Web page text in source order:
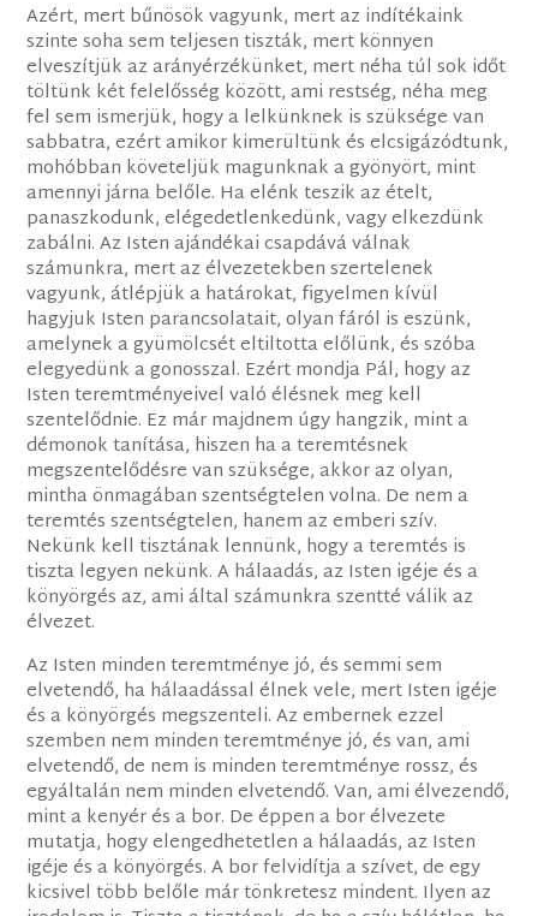
Azért, mert bűnösök vagyunk, mert az indítékaink
szinte soha sem teljesen tiszták, mert könnyen
elveszítjük az arányérzékünket, mert néha túl sok időt
töltünk két felelősség között, ami restség, néha meg
fel sem ismerjük, hogy a lelkünknek is szüksége van
sabbatra, ezért amikor kimerültünk és elcsigázódtunk,
mohóbban követeljük magunknak a gyönyört, mint
amennyi járna belőle. Ha elénk teszik az ételt,
panaszkodunk, elégedetlenkedünk, vagy elkezdünk
zabálni. Az Isten ajándékai csapdává válnak
számunkra, mert az élvezetekben szertelenek
vagyunk, átlépjük a határokat, figyelmen kívül
hagyjuk Isten parancsolatait, olyan fáról is eszünk,
amelynek a gyümölcsét eltiltotta előlünk, és szóba
elegyedünk a gonosszal. Ezért mondja Pál, hogy az
Isten teremtményeivel való élésnek meg kell
szentelődnie. Ez már majdnem úgy hangzik, mint a
démonok tanítása, hiszen ha a teremtésnek
megszentelődésre van szüksége, akkor az olyan,
mintha önmagában szentségtelen volna. De nem a
teremtés szentségtelen, hanem az emberi szív.
Nekünk kell tisztának lennünk, hogy a teremtés is
tiszta legyen nekünk. A hálaadás, az Isten igéje és a
könyörgés az, ami által számunkra szentté válik az
élvezet.
Az Isten minden teremtménye jó, és semmi sem
elvetendő, ha hálaadással élnek vele, mert Isten igéje
és a könyörgés megszenteli. Az embernek ezzel
szemben nem minden teremtménye jó, és van, ami
elvetendő, de nem is minden teremtménye rossz, és
egyáltalán nem minden elvetendő. Van, ami élvezendő,
mint a kenyér és a bor. De éppen a bor élvezete
mutatja, hogy elengedhetetlen a hálaadás, az Isten
igéje és a könyörgés. A bor felvidítja a szívet, de egy
kicsivel több belőle már tönkretesz mindent. Ilyen az